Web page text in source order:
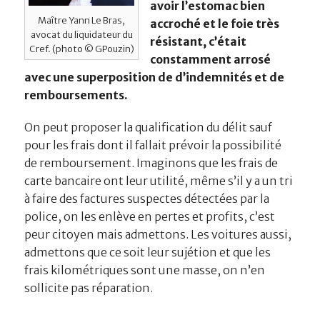
Maître Yann Le Bras,
avocat du liquidateur du
Cref. (photo © GPouzin)
avoir l’estomac bien
accroché et le foie très
résistant, c’était
constamment arrosé
avec une superposition de d’indemnités et de
remboursements.
On peut proposer la qualification du délit sauf
pour les frais dont il fallait prévoir la possibilité
de remboursement. Imaginons que les frais de
carte bancaire ont leur utilité, même s’il y a un tri
à faire des factures suspectes détectées par la
police, on les enlève en pertes et profits, c’est
peur citoyen mais admettons. Les voitures aussi,
admettons que ce soit leur sujétion et que les
frais kilométriques sont une masse, on n’en
sollicite pas réparation.